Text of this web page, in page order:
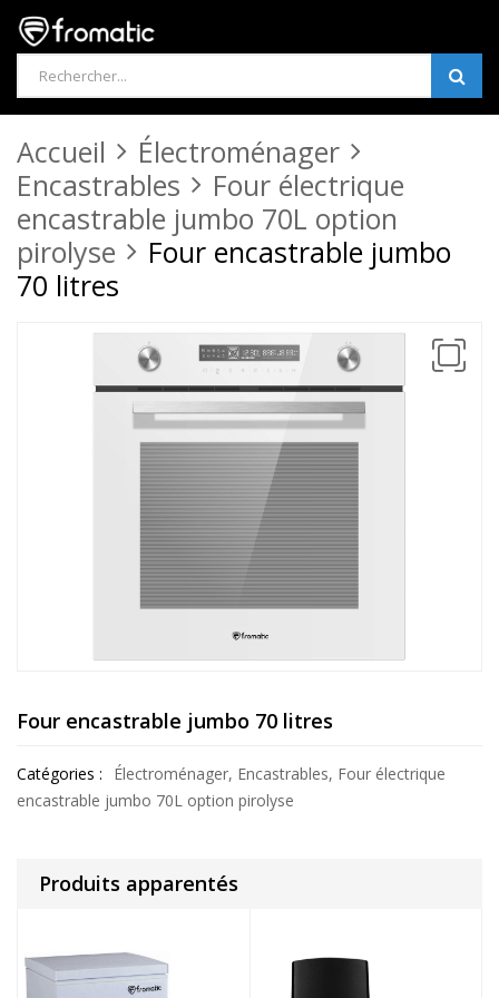
Products
search
Accueil
Électroménager
Encastrables
Four électrique
encastrable jumbo 70L option
pirolyse
Four encastrable jumbo
70 litres
Four encastrable jumbo 70 litres
Catégories : Électroménager, Encastrables, Four électrique
encastrable jumbo 70L option pirolyse
Produits apparentés